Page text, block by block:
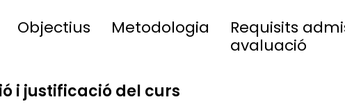
Objectius Metodologia
Requisits
avaluació
i justificació del curs